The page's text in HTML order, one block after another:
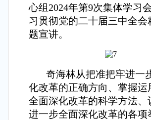
心组2024年第9次集体学习
习贯彻党的二十届三中全会
题宣讲。
奇海林从把准把牢进一
化改革的正确方向、掌握运
全面深化改革的科学方法、
进一步全面深化改革的各项